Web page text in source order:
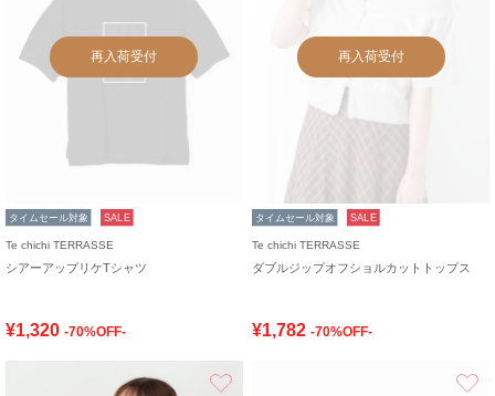
再入荷受付
タイムセール対象 SALE
Te chichi TERRASSE
シアーアップリケTシャツ
¥1,320 -70%OFF-
再入荷受付
タイムセール対象 SALE
Te chichi TERRASSE
ダブルジップオフショルカットトップス
¥1,782 -70%OFF-